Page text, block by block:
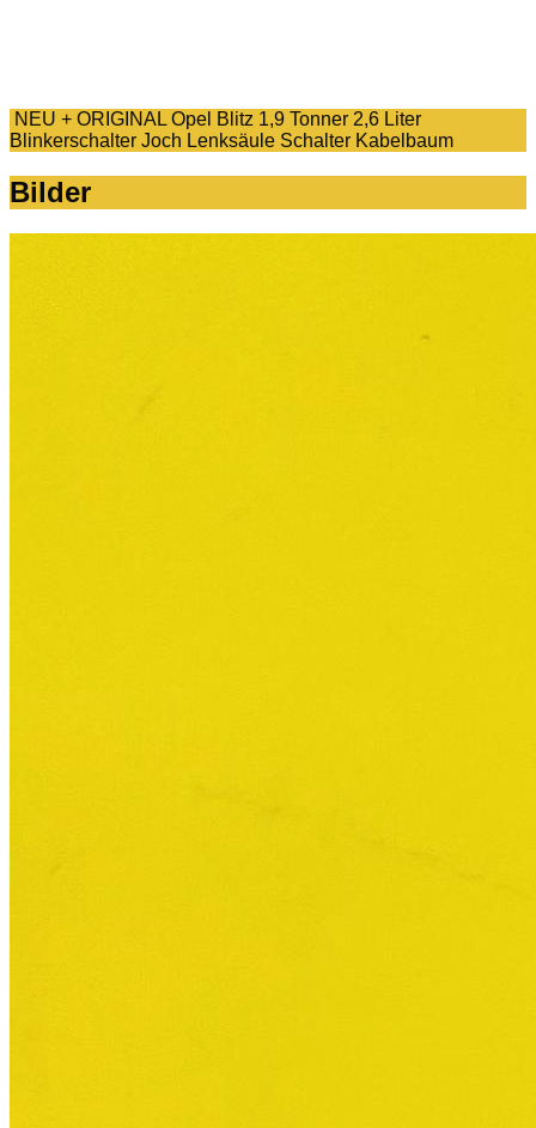
NEU + ORIGINAL Opel Blitz 1,9 Tonner 2,6 Liter
Blinkerschalter Joch Lenksäule Schalter Kabelbaum
Bilder